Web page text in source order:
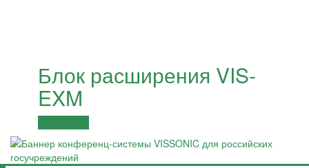
Блок расширения VIS-
EXM